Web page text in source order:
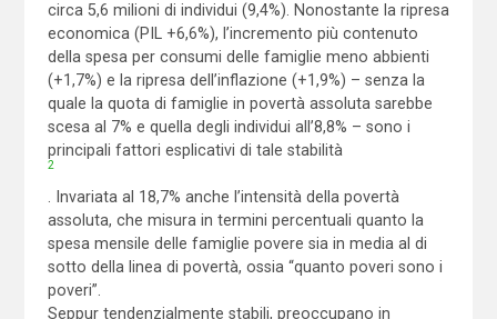
circa 5,6 milioni di individui (9,4%). Nonostante la ripresa
economica (PIL +6,6%), l’incremento più contenuto
della spesa per consumi delle famiglie meno abbienti
(+1,7%) e la ripresa dell’inflazione (+1,9%) – senza la
quale la quota di famiglie in povertà assoluta sarebbe
scesa al 7% e quella degli individui all’8,8% – sono i
principali fattori esplicativi di tale stabilità
2
. Invariata al 18,7% anche l’intensità della povertà
assoluta, che misura in termini percentuali quanto la
spesa mensile delle famiglie povere sia in media al di
sotto della linea di povertà, ossia “quanto poveri sono i
poveri”.
Seppur tendenzialmente stabili, preoccupano in